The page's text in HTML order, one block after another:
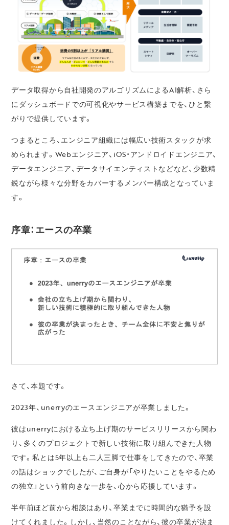
データ取得から自社開発のアルゴリズムによるAI解析、さら
にダッシュボードでの可視化やサービス構築までを、ひと繋
がりで提供しています。
つまるところ、エンジニア組織には幅広い技術スタックが求
められます。Webエンジニア、iOS・アンドロイドエンジニア、
データエンジニア、データサイエンティストなどなど、少数精
鋭ながら様々な分野をカバーするメンバー構成となっていま
す。
序章：エースの卒業
さて、本題です。
2023年、unerryのエースエンジニアが卒業しました。
彼はunerryにおける立ち上げ期のサービスリリースから関わ
り、多くのプロジェクトで新しい技術に取り組んできた人物
です。私とは5年以上も二人三脚で仕事をしてきたので、卒業
の話はショックでしたが、ご自身が「やりたいことをやるため
の独立」という前向きな一歩を、心から応援しています。
半年前ほど前から相談はあり、卒業までに時間的な猶予を設
けてくれました。しかし、当然のことながら、彼の卒業が決ま